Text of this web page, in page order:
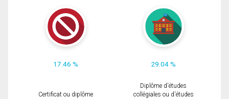
17.46 % 29.04 %
Certificat ou diplôme
Diplôme d'études
collégiales ou d'études